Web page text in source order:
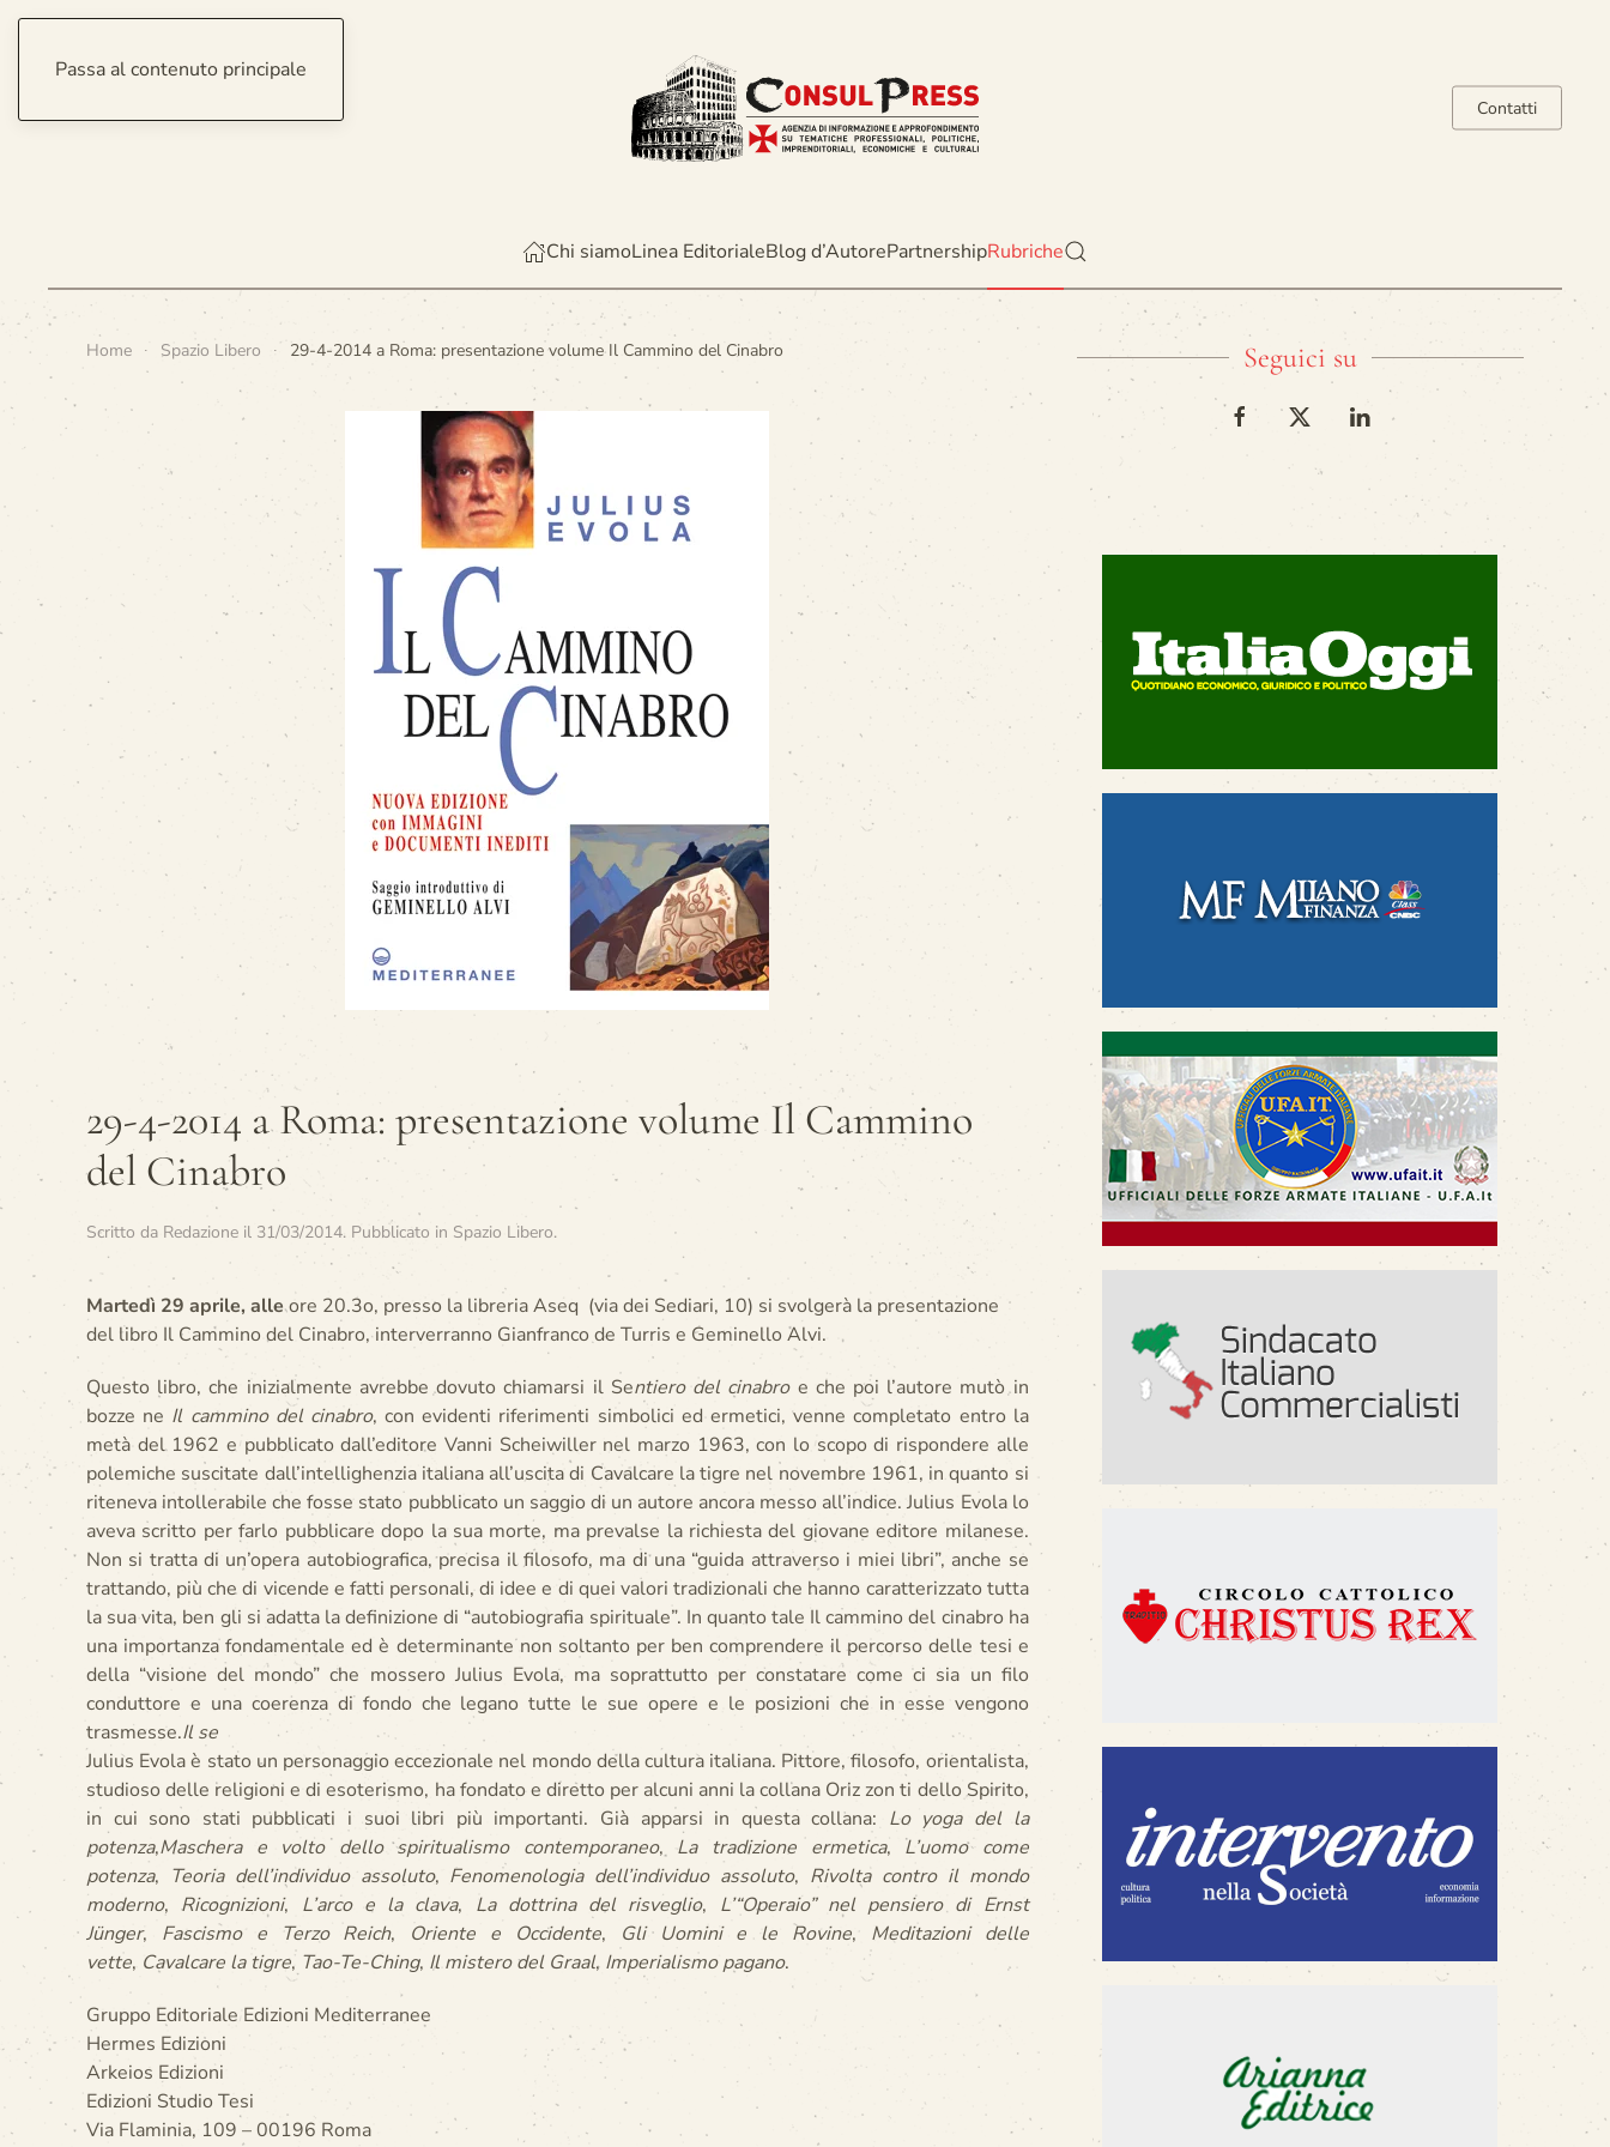
Passa al contenuto principale
Contatti
Chi siamoLinea EditorialeBlog d’AutorePartnershipRubriche
Home Spazio Libero 29-4-2014 a Roma: presentazione volume Il Cammino del Cinabro
29-4-2014 a Roma: presentazione volume Il Cammino
del Cinabro
Scritto da Redazione il 31/03/2014. Pubblicato in Spazio Libero.
Martedì 29 aprile, alleore 20.3o, presso la libreria Aseq (via dei Sediari, 10) si svolgerà la presentazione
del libro Il Cammino del Cinabro, interverranno Gianfranco de Turris e Geminello Alvi.
Questo libro, che inizialmente avrebbe dovuto chiamarsi il Sentiero del cinabroe che poi l’autore mutò in
bozze ne Il cammino del cinabro, con evidenti riferimenti simbolici ed ermetici, venne completato entro la
metà del 1962 e pubblicato dall’editore Vanni Scheiwiller nel marzo 1963, con lo scopo di rispondere alle
polemiche suscitate dall’intellighenzia italiana all’uscita di Cavalcare la tigre nel novembre 1961, in quanto si
riteneva intollerabile che fosse stato pubblicato un saggio di un autore ancora messo all’indice. Julius Evola lo
aveva scritto per farlo pubblicare dopo la sua morte, ma prevalse la richiesta del giovane editore milanese.
Non si tratta di un’opera autobiografica, precisa il filosofo, ma di una “guida attraverso i miei libri”, anche se
trattando, più che di vicende e fatti personali, di idee e di quei valori tradizionali che hanno caratterizzato tutta
la sua vita, ben gli si adatta la definizione di “autobiografia spirituale”. In quanto tale Il cammino del cinabro ha
una importanza fondamentale ed è determinante non soltanto per ben comprendere il percorso delle tesi e
della “visione del mondo” che mossero Julius Evola, ma soprattutto per constatare come ci sia un filo
conduttore e una coerenza di fondo che legano tutte le sue opere e le posizioni che in esse vengono
trasmesse.Il se
Julius Evola è stato un personaggio eccezionale nel mondo della cultura italiana. Pittore, filosofo, orientalista,
studioso delle religioni e di esoterismo, ha fondato e diretto per alcuni anni la collana Oriz zon ti dello Spirito,
in cui sono stati pubblicati i suoi libri più importanti. Già apparsi in questa collana: Lo yoga del la
potenza,Maschera e volto dello spiritualismo contemporaneo, La tradizione ermetica, L’uomo come
potenza, Teoria dell’individuo assoluto, Fenomenologia dell’individuo assoluto, Rivolta contro il mondo
moderno,Ricognizioni, L’arco e la clava, La dottrina del risveglio, L’“Operaio” nel pensiero di Ernst
Jünger, Fascismo e Terzo Reich, Oriente e Occidente, Gli Uomini e le Rovine, Meditazioni delle
vette, Cavalcare la tigre, Tao-Te-Ching, Il mistero del Graal, Imperialismo pagano.
Gruppo Editoriale Edizioni Mediterranee
Hermes Edizioni
Arkeios Edizioni
Edizioni Studio Tesi
Via Flaminia, 109 – 00196 Roma
Seguici su